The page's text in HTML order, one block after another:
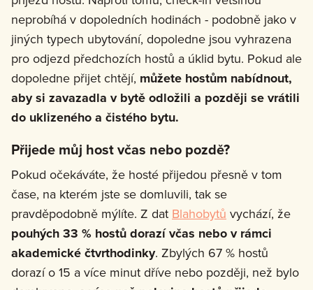
neprobíhá v dopoledních hodinách - podobně jako v
jiných typech ubytování, dopoledne jsou vyhrazena
pro odjezd předchozích hostů a úklid bytu. Pokud ale
dopoledne přijet chtějí, můžete hostům nabídnout,
aby si zavazadla v bytě odložili a později se vrátili
do uklizeného a čistého bytu.
Přijede můj host včas nebo pozdě?
Pokud očekáváte, že hosté přijedou přesně v tom
čase, na kterém jste se domluvili, tak se
pravděpodobně mýlíte. Z dat Blahobytů vychází, že
pouhých 33 % hostů dorazí včas nebo v rámci
akademické čtvrthodinky. Zbylých 67 % hostů
dorazí o 15 a více minut dříve nebo později, než bylo